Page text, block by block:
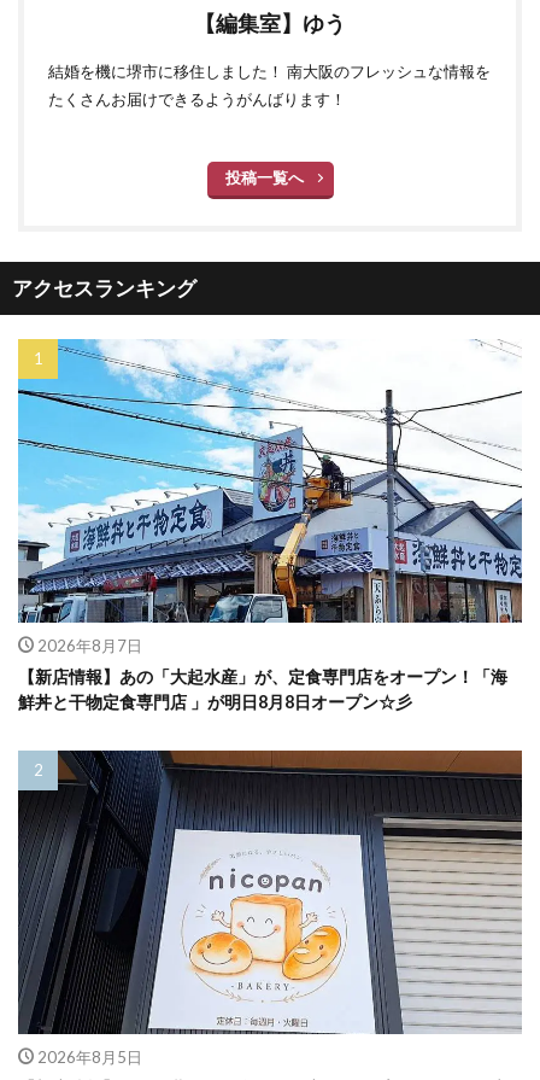
【編集室】ゆう
結婚を機に堺市に移住しました！ 南大阪のフレッシュな情報を
たくさんお届けできるようがんばります！
投稿一覧へ
アクセスランキング
2026年8月7日
【新店情報】あの「大起水産」が、定食専門店をオープン！「海
鮮丼と干物定食専門店 」が明日8月8日オープン☆彡
2026年8月5日